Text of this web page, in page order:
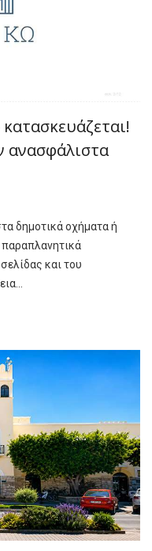
ανασφάλιστα
δημοτικά οχήματα ή
και του